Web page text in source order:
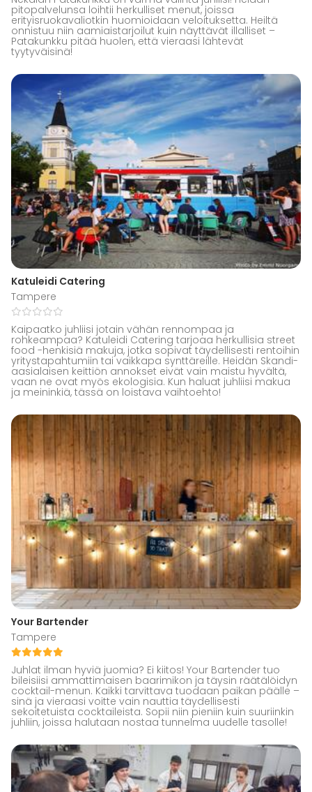
pitopalvelunsa loihtii herkulliset menut, joissa
erityisruokavaliotkin huomioidaan veloituksetta. Heiltä
onnistuu niin aamiaistarjoilut kuin näyttävät illalliset –
Patakunkku pitää huolen, että vieraasi lähtevät
tyytyväisinä!
Katuleidi Catering
Tampere
Kaipaatko juhliisi jotain vähän rennompaa ja
rohkeampaa? Katuleidi Catering tarjoaa herkullisia street
food -henkisiä makuja, jotka sopivat täydellisesti rentoihin
yritystapahtumiin tai vaikkapa synttäreille. Heidän Skandi-
aasialaisen keittiön annokset eivät vain maistu hyvältä,
vaan ne ovat myös ekologisia. Kun haluat juhliisi makua
ja meininkiä, tässä on loistava vaihtoehto!
Your Bartender
Tampere
Juhlat ilman hyviä juomia? Ei kiitos! Your Bartender tuo
bileisiisi ammattimaisen baarimikon ja täysin räätälöidyn
cocktail-menun. Kaikki tarvittava tuodaan paikan päälle –
sinä ja vieraasi voitte vain nauttia täydellisesti
sekoitetuista cocktaileista. Sopii niin pieniin kuin suuriinkin
juhliin, joissa halutaan nostaa tunnelma uudelle tasolle!